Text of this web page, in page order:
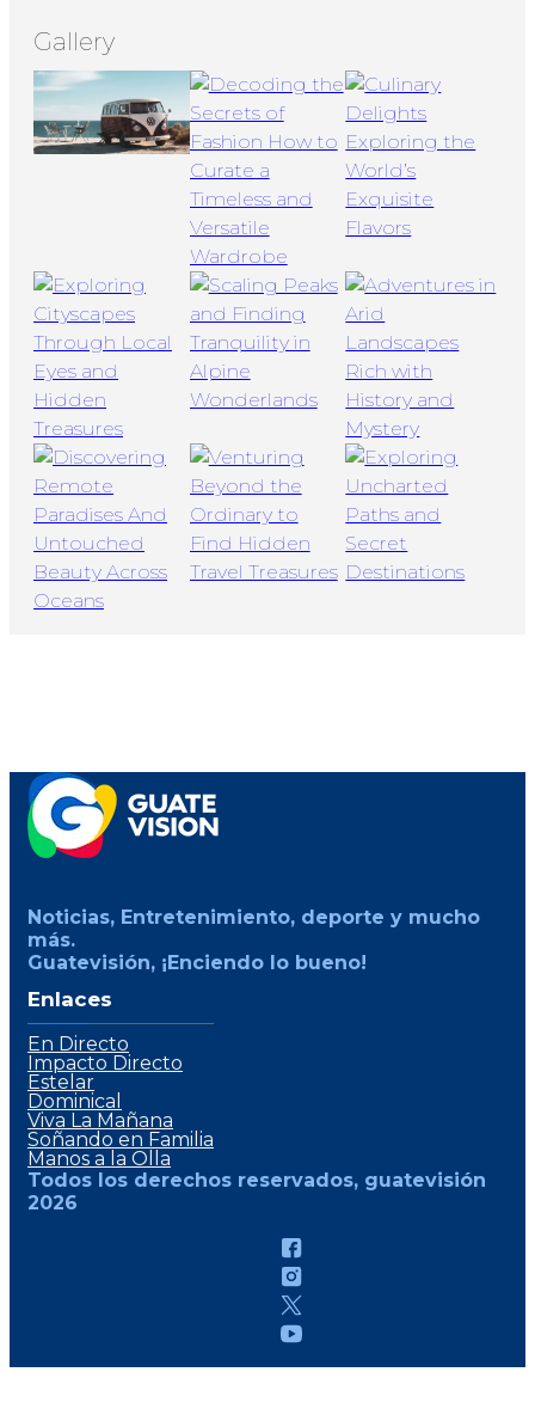
Gallery
Noticias, Entretenimiento, deporte y mucho
más.
Guatevisión, ¡Enciendo lo bueno!
Enlaces
En Directo
Impacto Directo
Estelar
Dominical
Viva La Mañana
Soñando en Familia
Manos a la Olla
Todos los derechos reservados, guatevisión
2026